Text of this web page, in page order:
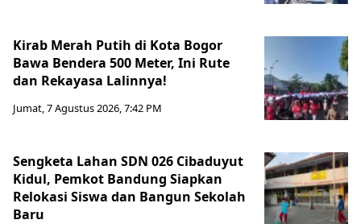
Kirab Merah Putih di Kota Bogor
Bawa Bendera 500 Meter, Ini Rute
dan Rekayasa Lalinnya!
Jumat, 7 Agustus 2026, 7:42 PM
Sengketa Lahan SDN 026 Cibaduyut
Kidul, Pemkot Bandung Siapkan
Relokasi Siswa dan Bangun Sekolah
Baru